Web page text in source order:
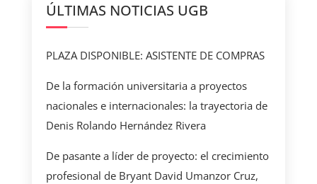
ÚLTIMAS NOTICIAS UGB
PLAZA DISPONIBLE: ASISTENTE DE COMPRAS
De la formación universitaria a proyectos
nacionales e internacionales: la trayectoria de
Denis Rolando Hernández Rivera
De pasante a líder de proyecto: el crecimiento
profesional de Bryant David Umanzor Cruz,